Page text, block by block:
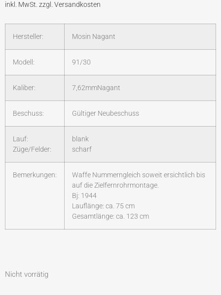
Hersteller: Mosin Nagant
Modell: 91/30
Kaliber: 7,62mmNagant
Beschuss: Gültiger Neubeschuss
Lauf:
Züge/Felder:
blank
scharf
Bemerkungen:
Waffe Nummerngleich soweit ersichtlich bis
auf die Zielfernrohrmontage.
Bj: 1944
Lauflänge: ca. 75 cm
Gesamtlänge: ca. 123 cm
Nicht vorrätig